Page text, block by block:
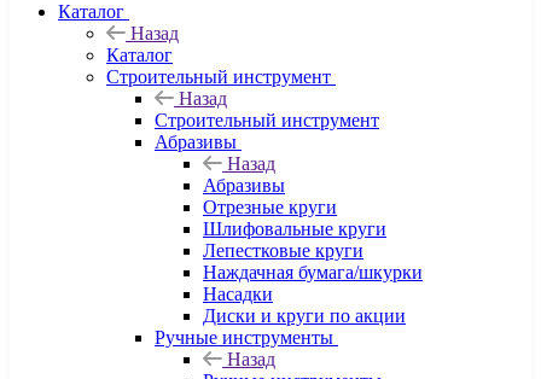
Каталог
Назад
Каталог
Строительный инструмент
Назад
Строительный инструмент
Абразивы
Назад
Абразивы
Отрезные круги
Шлифовальные круги
Лепестковые круги
Наждачная бумага/шкурки
Насадки
Диски и круги по акции
Ручные инструменты
Назад